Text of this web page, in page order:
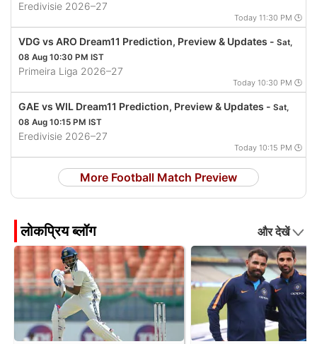
Eredivisie 2026–27
Today 11:30 PM 🕒
VDG vs ARO Dream11 Prediction, Preview & Updates - Sat,
08 Aug 10:30 PM IST
Primeira Liga 2026–27
Today 10:30 PM 🕒
GAE vs WIL Dream11 Prediction, Preview & Updates - Sat,
08 Aug 10:15 PM IST
Eredivisie 2026–27
Today 10:15 PM 🕒
More Football Match Preview
लोकप्रिय ब्लॉग और देखें